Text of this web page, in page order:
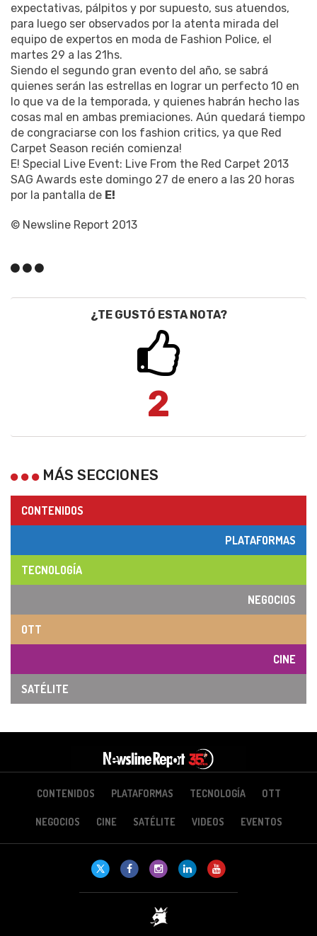
expectativas, pálpitos y por supuesto, sus atuendos,
para luego ser observados por la atenta mirada del
equipo de expertos en moda de Fashion Police, el
martes 29 a las 21hs.
Siendo el segundo gran evento del año, se sabrá
quienes serán las estrellas en lograr un perfecto 10 en
lo que va de la temporada, y quienes habrán hecho las
cosas mal en ambas premiaciones. Aún quedará tiempo
de congraciarse con los fashion critics, ya que Red
Carpet Season recién comienza!
E! Special Live Event: Live From the Red Carpet 2013
SAG Awards este domingo 27 de enero a las 20 horas
por la pantalla de E!
© Newsline Report 2013
¿TE GUSTÓ ESTA NOTA?
2
MÁS SECCIONES
CONTENIDOS
PLATAFORMAS
TECNOLOGÍA
NEGOCIOS
OTT
CINE
SATÉLITE
CONTENIDOS PLATAFORMAS TECNOLOGÍA OTT
NEGOCIOS CINE SATÉLITE VIDEOS EVENTOS